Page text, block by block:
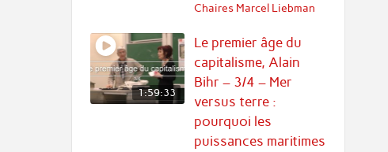
Chaires Marcel Liebman
1:59:33
Le premier âge du
capitalisme, Alain
Bihr – 3/4 – Mer
versus terre :
pourquoi les
puissances maritimes